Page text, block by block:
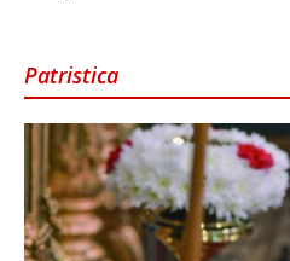
Patristica